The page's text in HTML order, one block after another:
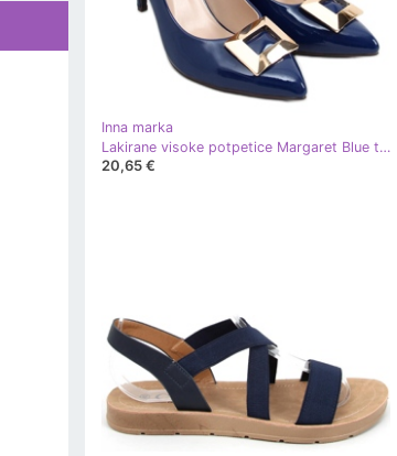
Inna marka
Lakirane visoke potpetice Margaret Blue tamnoplava
20,65 €